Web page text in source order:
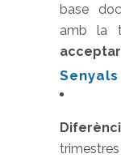
base
amb la
acceptar
trimestres